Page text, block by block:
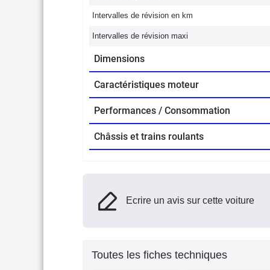
Intervalles de révision en km
Intervalles de révision maxi
Dimensions
Caractéristiques moteur
Performances / Consommation
Châssis et trains roulants
Ecrire un avis sur cette voiture
Toutes les fiches techniques